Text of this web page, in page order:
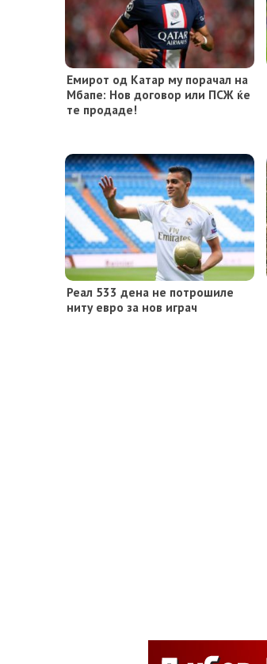
Емирот од Катар му порачал на
Мбапе: Нов договор или ПСЖ ќе
те продаде!
Реал 533 дена не потрошиле
ниту евро за нов играч